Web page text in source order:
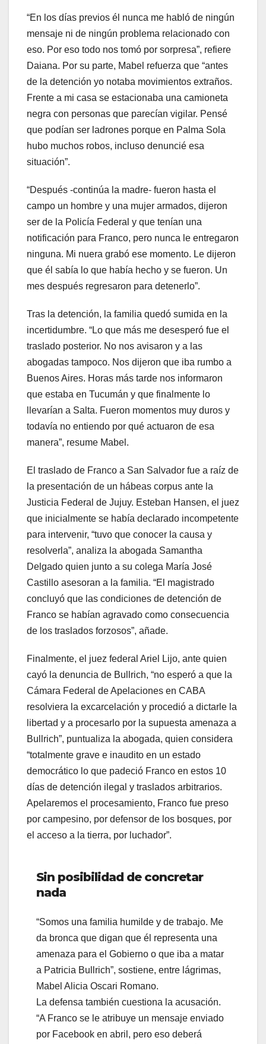
“En los días previos él nunca me habló de ningún
mensaje ni de ningún problema relacionado con
eso. Por eso todo nos tomó por sorpresa”, refiere
Daiana. Por su parte, Mabel refuerza que “antes
de la detención yo notaba movimientos extraños.
Frente a mi casa se estacionaba una camioneta
negra con personas que parecían vigilar. Pensé
que podían ser ladrones porque en Palma Sola
hubo muchos robos, incluso denuncié esa
situación”.
“Después -continúa la madre- fueron hasta el
campo un hombre y una mujer armados, dijeron
ser de la Policía Federal y que tenían una
notificación para Franco, pero nunca le entregaron
ninguna. Mi nuera grabó ese momento. Le dijeron
que él sabía lo que había hecho y se fueron. Un
mes después regresaron para detenerlo”.
Tras la detención, la familia quedó sumida en la
incertidumbre. “Lo que más me desesperó fue el
traslado posterior. No nos avisaron y a las
abogadas tampoco. Nos dijeron que iba rumbo a
Buenos Aires. Horas más tarde nos informaron
que estaba en Tucumán y que finalmente lo
llevarían a Salta. Fueron momentos muy duros y
todavía no entiendo por qué actuaron de esa
manera”, resume Mabel.
El traslado de Franco a San Salvador fue a raíz de
la presentación de un hábeas corpus ante la
Justicia Federal de Jujuy. Esteban Hansen, el juez
que inicialmente se había declarado incompetente
para intervenir, “tuvo que conocer la causa y
resolverla”, analiza la abogada Samantha
Delgado quien junto a su colega María José
Castillo asesoran a la familia. “El magistrado
concluyó que las condiciones de detención de
Franco se habían agravado como consecuencia
de los traslados forzosos”, añade.
Finalmente, el juez federal Ariel Lijo, ante quien
cayó la denuncia de Bullrich, “no esperó a que la
Cámara Federal de Apelaciones en CABA
resolviera la excarcelación y procedió a dictarle la
libertad y a procesarlo por la supuesta amenaza a
Bullrich”, puntualiza la abogada, quien considera
“totalmente grave e inaudito en un estado
democrático lo que padeció Franco en estos 10
días de detención ilegal y traslados arbitrarios.
Apelaremos el procesamiento, Franco fue preso
por campesino, por defensor de los bosques, por
el acceso a la tierra, por luchador”.
Sin posibilidad de concretar
nada
“Somos una familia humilde y de trabajo. Me
da bronca que digan que él representa una
amenaza para el Gobierno o que iba a matar
a Patricia Bullrich”, sostiene, entre lágrimas,
Mabel Alicia Oscari Romano.
La defensa también cuestiona la acusación.
“A Franco se le atribuye un mensaje enviado
por Facebook en abril, pero eso deberá